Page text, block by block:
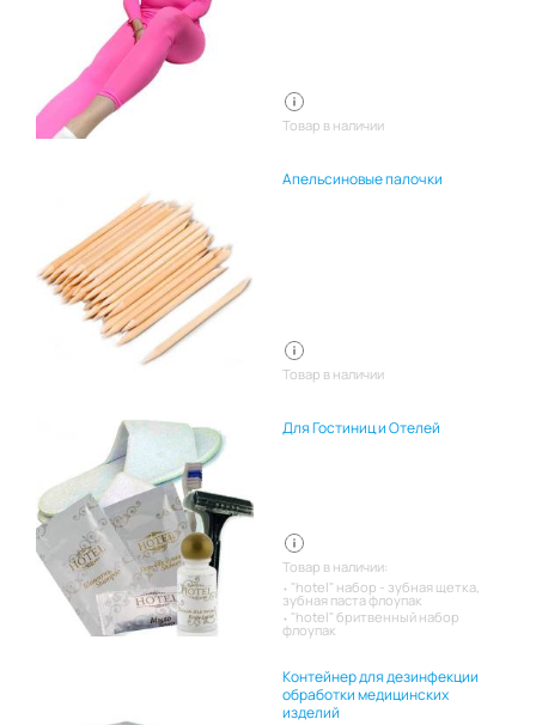
Товар в наличии
Апельсиновые палочки
Товар в наличии
Для Гостиниц и Отелей
Товар в наличии:
"hotel" набор - зубная щетка,
зубная паста флоупак
"hotel" бритвенный набор
флоупак
Контейнер для дезинфекции
обработки медицинских
изделий